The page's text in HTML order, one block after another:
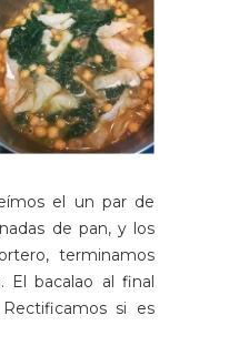
el un par de
de pan, y los
terminamos
El bacalao al final
si es